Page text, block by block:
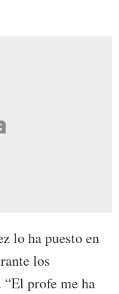
lo ha puesto en
los
“El profe me ha